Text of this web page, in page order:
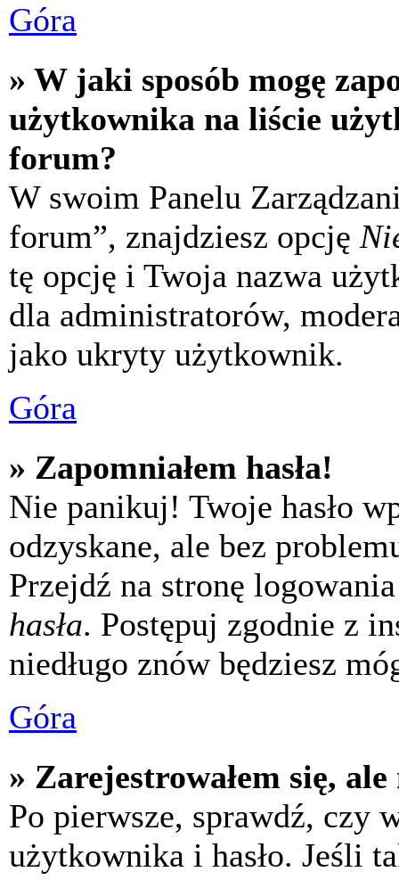
Góra
» W jaki sposób mogę
użytkownika na liście
forum?
W swoim Panelu
forum”, znajdziesz opcję
tę opcję i Twoja nazwa
dla administratorów,
jako ukryty użytkownik.
Góra
» Zapomniałem hasła!
Nie panikuj! Twoje hasło
odzyskane, ale bez
Przejdź na stronę
hasła. Postępuj zgodnie z
niedługo znów będziesz
Góra
» Zarejestrowałem się,
Po pierwsze, sprawdź, czy
użytkownika i hasło. Jeśli